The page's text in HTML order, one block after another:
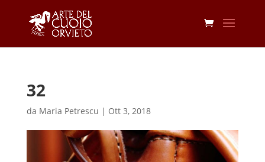
32
da Maria Petrescu | Ott 3, 2018